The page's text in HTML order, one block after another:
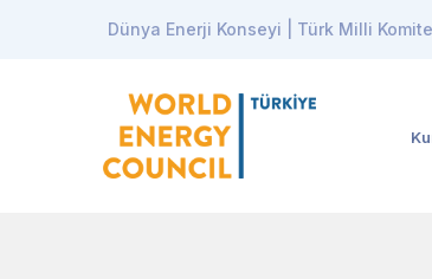
Dünya Enerji Konseyi | Türk Milli